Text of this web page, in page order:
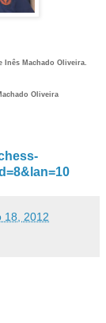
Inês Machado Oliveira.
Oliveira
18, 2012